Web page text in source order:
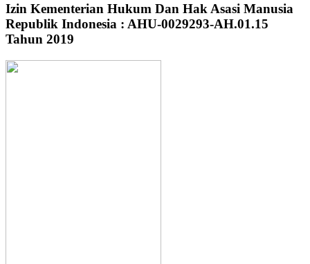
Izin Kementerian Hukum Dan Hak Asasi Manusia
Republik Indonesia : AHU-0029293-AH.01.15
Tahun 2019